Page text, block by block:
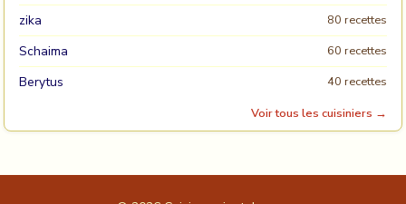
zika 80 recettes
Schaima 60 recettes
Berytus
40 recettes
Voir tous les cuisiniers →